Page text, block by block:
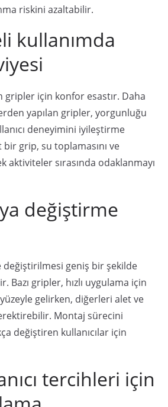
riskini azaltabilir.
kullanımda
gripler için konfor esastır. Daha
yapılan gripler, yorgunluğu
deneyimini iyileştirme
grip, su toplamasını ve
aktiviteler sırasında odaklanmayı
değiştirme
değiştirilmesi geniş bir şekilde
Bazı gripler, hızlı uygulama için
gelirken, diğerleri alet ve
Montaj sürecini
değiştiren kullanıcılar için
tercihleri için